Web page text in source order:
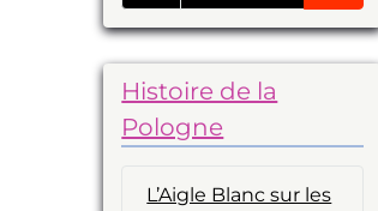
Histoire de la
Pologne
L’Aigle Blanc sur les